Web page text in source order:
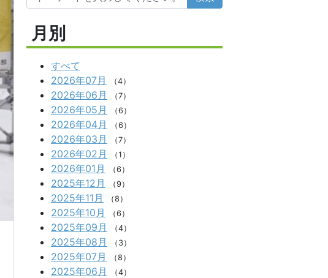
月別
すべて
2026年07月
（4）
2026年06月 （7）
2026年05月 （6）
2026年04月 （6）
2026年03月 （7）
2026年02月 （1）
2026年01月 （6）
2025年12月 （9）
2025年11月 （8）
2025年10月 （6）
2025年09月 （4）
2025年08月 （3）
2025年07月 （8）
2025年06月 （4）